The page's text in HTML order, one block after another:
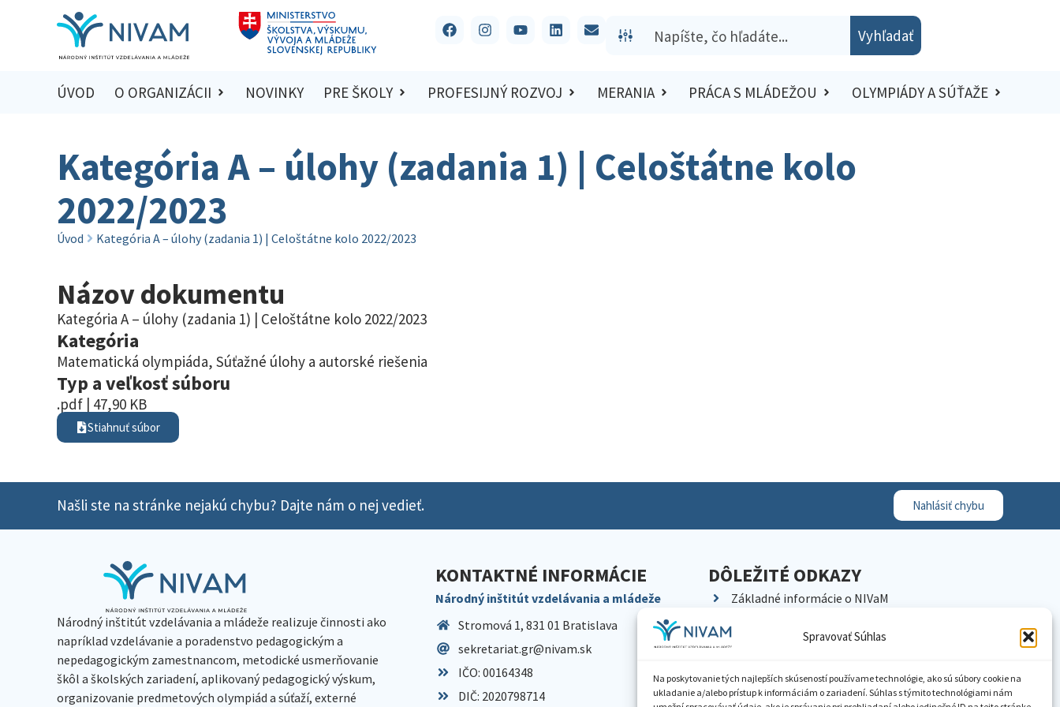
Spravovať Súhlas
Na poskytovanie tých najlepších skúseností používame technológie, ako sú súbory cookie na
ukladanie a/alebo prístup k informáciám o zariadení. Súhlas s týmito technológiami nám
Vyhľadať
ÚVOD O ORGANIZÁCII NOVINKY PRE ŠKOLY PROFESIJNÝ ROZVOJ MERANIA PRÁCA S MLÁDEŽOU OLYMPIÁDY A SÚŤAŽE
Kategória A – úlohy (zadania 1) | Celoštátne kolo
2022/2023
Úvod Kategória A – úlohy (zadania 1) | Celoštátne kolo 2022/2023
Názov dokumentu
Kategória A – úlohy (zadania 1) | Celoštátne kolo 2022/2023
Kategória
Matematická olympiáda, Súťažné úlohy a autorské riešenia
Typ a veľkosť súboru
.pdf | 47,90 KB
Stiahnuť súbor
Našli ste na stránke nejakú chybu? Dajte nám o nej vedieť. Nahlásiť chybu
Národný inštitút vzdelávania a mládeže realizuje činnosti ako
napríklad vzdelávanie a poradenstvo pedagogickým a
nepedagogickým zamestnancom, metodické usmerňovanie
škôl a školských zariadení, aplikovaný pedagogický výskum,
organizovanie predmetových olympiád a súťaží, externé
KONTAKTNÉ INFORMÁCIE
Národný inštitút vzdelávania a mládeže
Stromová 1, 831 01 Bratislava
sekretariat.gr@nivam.sk
IČO: 00164348
DIČ: 2020798714
DÔLEŽITÉ ODKAZY
Základné informácie o NIVaM
Kariéra
Pracoviská NIVaM